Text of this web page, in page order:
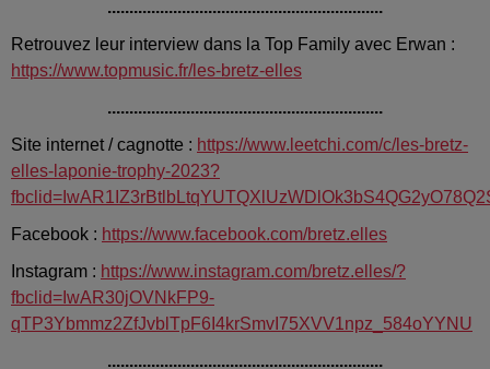
...............................................................
Retrouvez leur interview dans la Top Family avec Erwan :
https://www.topmusic.fr/les-bretz-elles
...............................................................
Site internet / cagnotte : https://www.leetchi.com/c/les-bretz-
elles-laponie-trophy-2023?
Facebook : https://www.facebook.com/bretz.elles
Instagram : https://www.instagram.com/bretz.elles/?
fbclid=IwAR30jOVNkFP9-
qTP3Ybmmz2ZfJvblTpF6I4krSmvI75XVV1npz_584oYYNU
...............................................................